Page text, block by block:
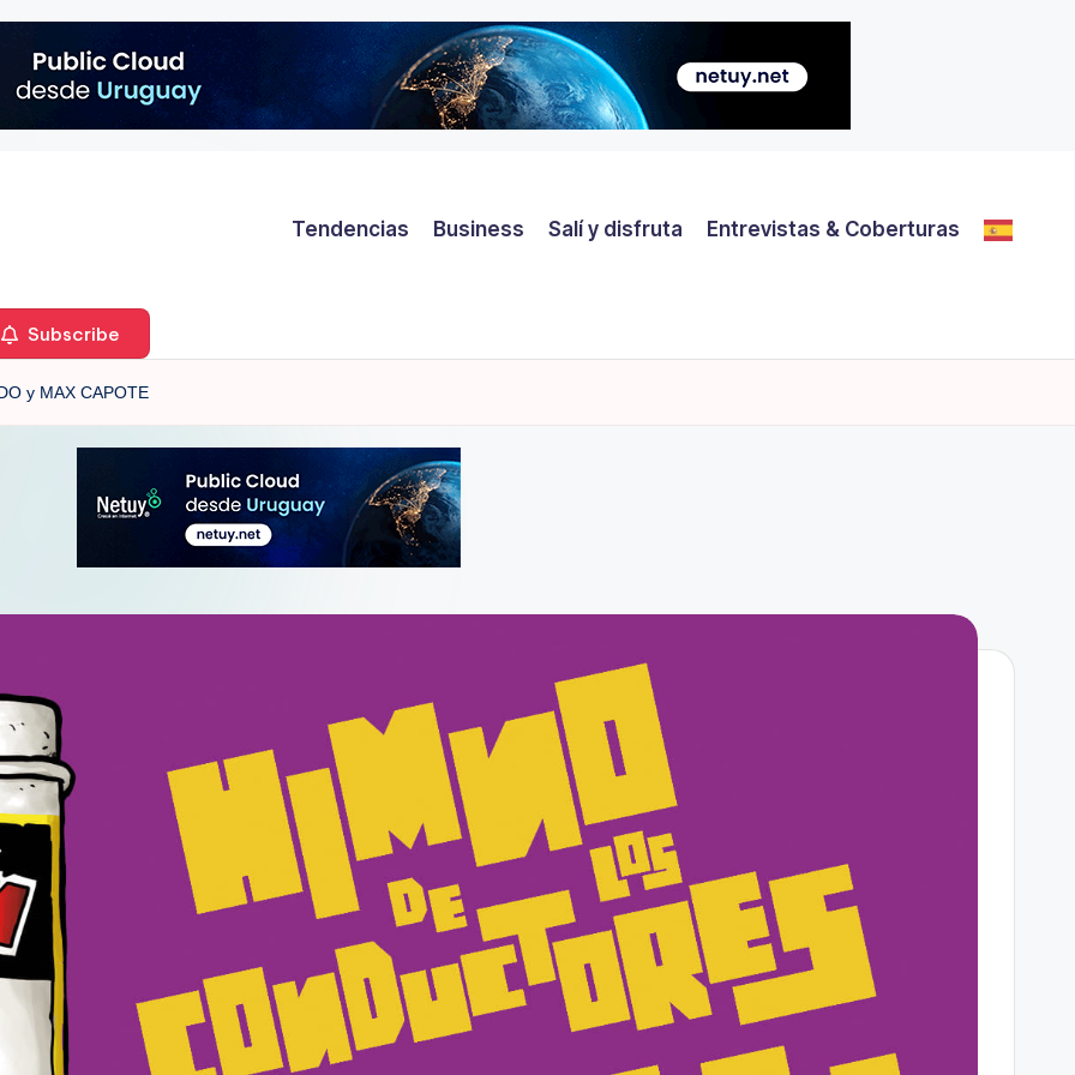
Tendencias Business Salí y disfruta Entrevistas & Coberturas
Subscribe
y MAX CAPOTE